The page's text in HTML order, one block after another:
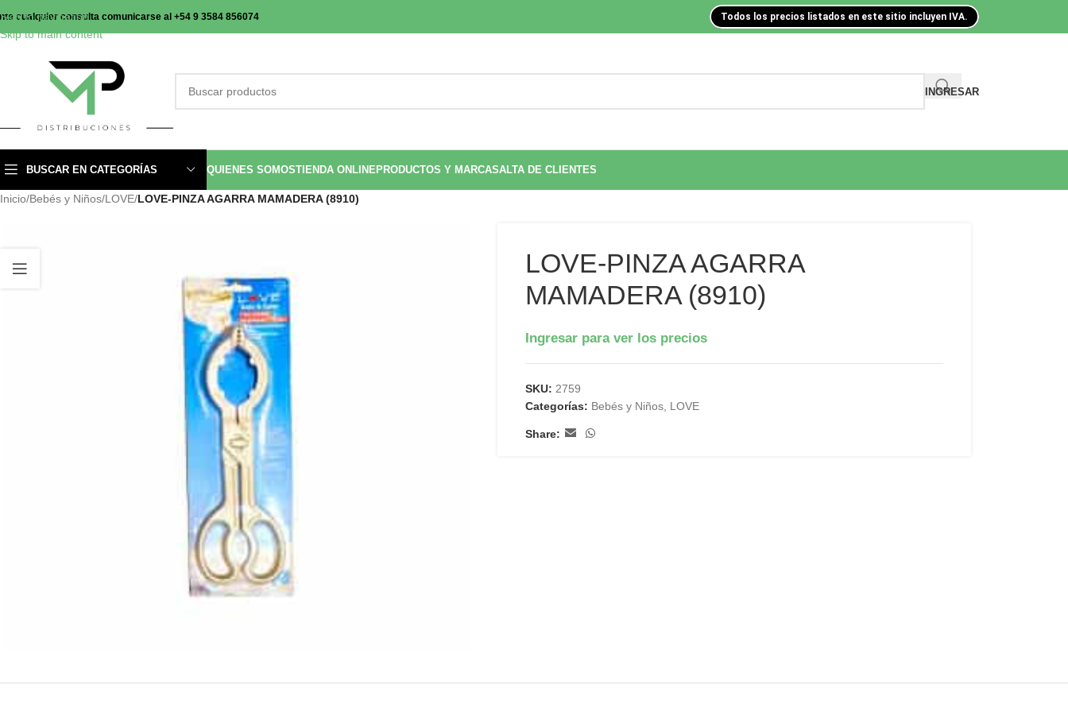
Skip to navigation
Skip to main content
cualquier consulta comunicarse al +54 9 3584 856074 Todos los precios listados en este sitio incluyen IVA.
INGRESAR
BUSCAR EN CATEGORÍAS QUIENES SOMOSTIENDA ONLINEPRODUCTOS Y MARCASALTA DE CLIENTES
Inicio/Bebés y Niños/LOVE/LOVE-PINZA AGARRA MAMADERA (8910)
LOVE-PINZA AGARRA
MAMADERA (8910)
Ingresar para ver los precios
SKU: 2759
Categorías: Bebés y Niños, LOVE
Share: